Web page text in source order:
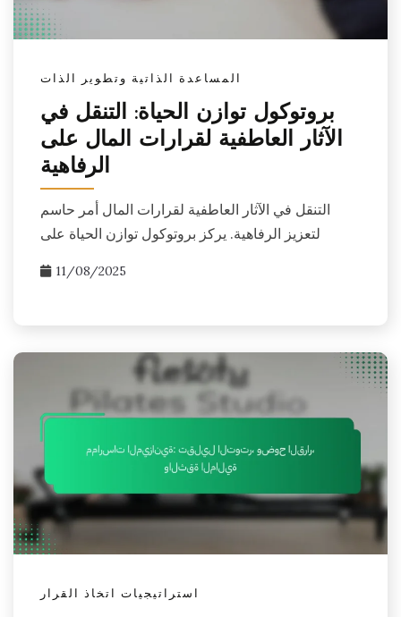
المساعدة الذاتية وتطوير الذات
بروتوكول توازن الحياة: التنقل في
الآثار العاطفية لقرارات المال على
الرفاهية
التنقل في الآثار العاطفية لقرارات المال أمر حاسم
لتعزيز الرفاهية. يركز بروتوكول توازن الحياة على
11/08/2025
استراتيجيات اتخاذ القرار